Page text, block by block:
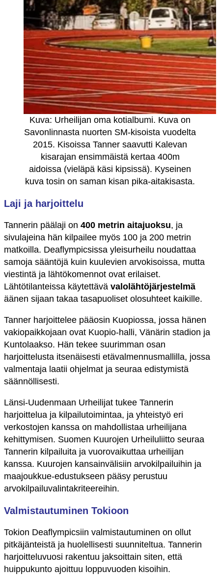
Kuva: Urheilijan oma kotialbumi. Kuva on
Savonlinnasta nuorten SM-kisoista vuodelta
2015. Kisoissa Tanner saavutti Kalevan
kisarajan ensimmäistä kertaa 400m
aidoissa (vieläpä käsi kipsissä). Kyseinen
kuva tosin on saman kisan pika-aitakisasta.
Laji ja harjoittelu
Tannerin päälaji on 400 metrin aitajuoksu, ja
sivulajeina hän kilpailee myös 100 ja 200 metrin
matkoilla. Deaflympicsissa yleisurheilu noudattaa
samoja sääntöjä kuin kuulevien arvokisoissa, mutta
viestintä ja lähtökomennot ovat erilaiset.
Lähtötilanteissa käytettävä valolähtöjärjestelmä
äänen sijaan takaa tasapuoliset olosuhteet kaikille.
Tanner harjoittelee pääosin Kuopiossa, jossa hänen
vakiopaikkojaan ovat Kuopio-halli, Vänärin stadion ja
Kuntolaakso. Hän tekee suurimman osan
harjoittelusta itsenäisesti etävalmennusmallilla, jossa
valmentaja laatii ohjelmat ja seuraa edistymistä
säännöllisesti.
Länsi-Uudenmaan Urheilijat tukee Tannerin
harjoittelua ja kilpailutoimintaa, ja yhteistyö eri
verkostojen kanssa on mahdollistaa urheilijana
kehittymisen. Suomen Kuurojen Urheiluliitto seuraa
Tannerin kilpailuita ja vuorovaikuttaa urheilijan
kanssa. Kuurojen kansainvälisiin arvokilpailuihin ja
maajoukkue-edustukseen pääsy perustuu
arvokilpailuvalintakriteereihin.
Valmistautuminen Tokioon
Tokion Deaflympicsiin valmistautuminen on ollut
pitkäjänteistä ja huolellisesti suunniteltua. Tannerin
harjoitteluvuosi rakentuu jaksoittain siten, että
huippukunto ajoittuu loppuvuoden kisoihin.